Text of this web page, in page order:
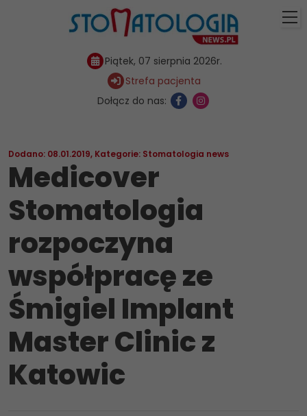
Piątek, 07 sierpnia 2026r.
Strefa pacjenta
Dołącz do nas:
Dodano: 08.01.2019, Kategorie: Stomatologia news
Medicover
Stomatologia
rozpoczyna
współpracę ze
Śmigiel Implant
Master Clinic z
Katowic